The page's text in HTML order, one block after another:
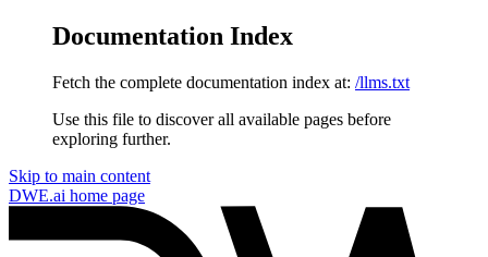
Documentation Index
Fetch the complete documentation index at: /llms.txt
Use this file to discover all available pages before
exploring further.
Skip to main content
DWE.ai home page